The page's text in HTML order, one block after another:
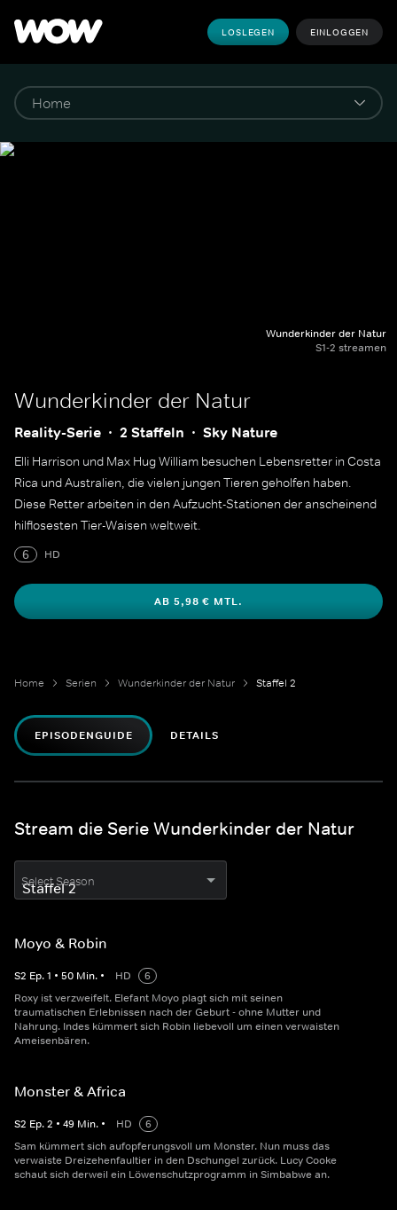
LOSLEGEN EINLOGGEN
Wunderkinder der Natur
S1-2 streamen
Wunderkinder der Natur
Reality-Serie 2 Staffeln Sky Nature
Elli Harrison und Max Hug William besuchen Lebensretter in Costa
Rica und Australien, die vielen jungen Tieren geholfen haben.
Diese Retter arbeiten in den Aufzucht-Stationen der anscheinend
hilflosesten Tier-Waisen weltweit.
6
HD
AB 5,98 € MTL.
Home Serien Wunderkinder der Natur Staffel 2
EPISODENGUIDE DETAILS
Stream die Serie Wunderkinder der Natur
Select Season
Moyo & Robin
S2 Ep.1 • 50 Min. • HD
6
Roxy ist verzweifelt. Elefant Moyo plagt sich mit seinen
traumatischen Erlebnissen nach der Geburt - ohne Mutter und
Nahrung. Indes kümmert sich Robin liebevoll um einen verwaisten
Ameisenbären.
Monster & Africa
S2 Ep.2 • 49 Min. • HD
6
Sam kümmert sich aufopferungsvoll um Monster. Nun muss das
verwaiste Dreizehenfaultier in den Dschungel zurück. Lucy Cooke
schaut sich derweil ein Löwenschutzprogramm in Simbabwe an.